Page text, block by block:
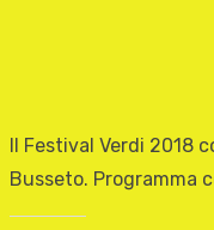
Il Festival Verdi
Busseto. Programma